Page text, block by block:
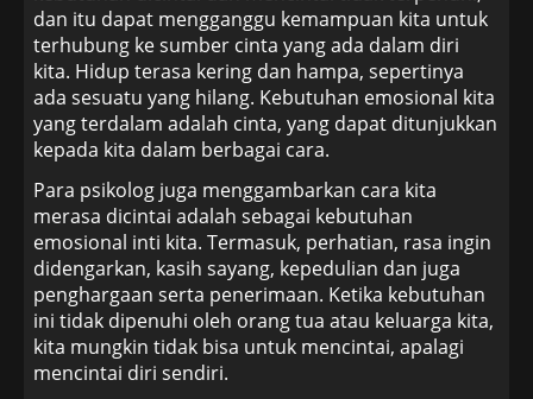
dan itu dapat mengganggu kemampuan kita untuk
terhubung ke sumber cinta yang ada dalam diri
kita. Hidup terasa kering dan hampa, sepertinya
ada sesuatu yang hilang. Kebutuhan emosional kita
yang terdalam adalah cinta, yang dapat ditunjukkan
kepada kita dalam berbagai cara.
Para psikolog juga menggambarkan cara kita
merasa dicintai adalah sebagai kebutuhan
emosional inti kita. Termasuk, perhatian, rasa ingin
didengarkan, kasih sayang, kepedulian dan juga
penghargaan serta penerimaan. Ketika kebutuhan
ini tidak dipenuhi oleh orang tua atau keluarga kita,
kita mungkin tidak bisa untuk mencintai, apalagi
mencintai diri sendiri.